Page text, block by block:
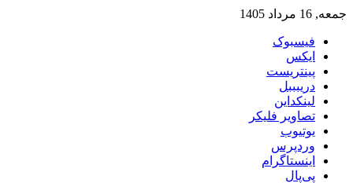
جمعه, 16 مرداد 1405
فیسبوک
ایکس
پینتریست
دریبببل
لینکداین
تصاویر فلیکر
یوتیوب
وردپرس
اینستاگرام
پی‌پال